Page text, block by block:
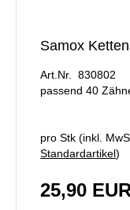
Samox
Art.Nr. 830802
passend 40
pro Stk (inkl.
Standardartikel)
25,90 EUR